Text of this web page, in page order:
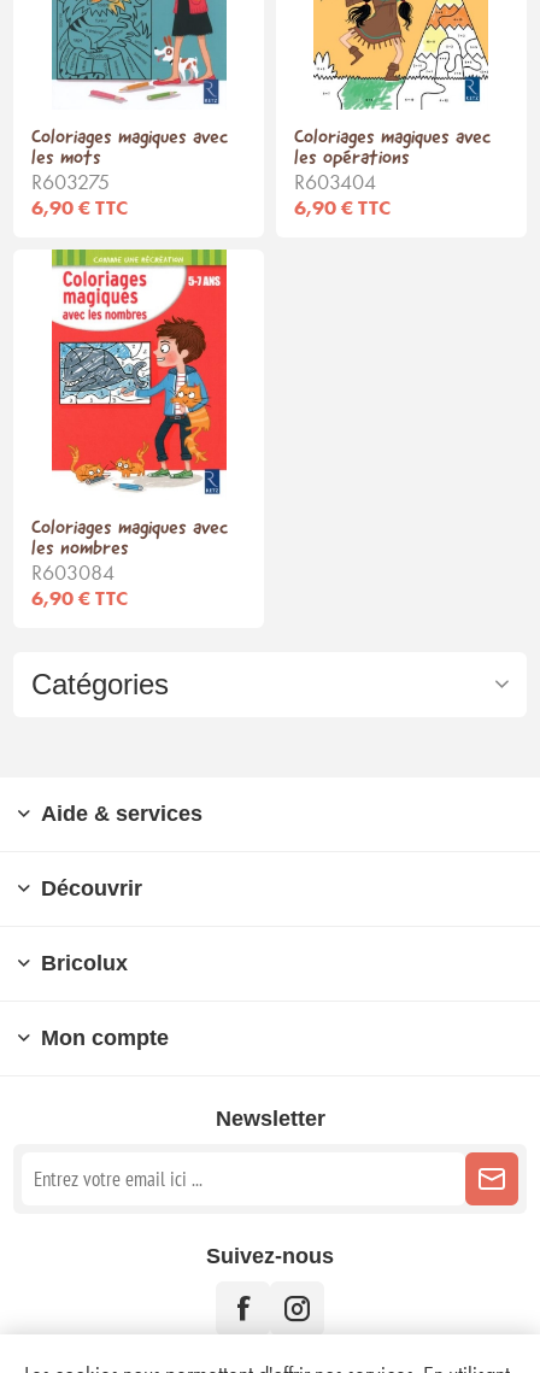
Catégories
Coloriages magiques avec
les mots
R603275
6,90 € TTC
Coloriages magiques avec
les opérations
R603404
6,90 € TTC
Coloriages magiques avec
les nombres
R603084
6,90 € TTC
Aide & services
Découvrir
Bricolux
Mon compte
Newsletter
Suivez-nous